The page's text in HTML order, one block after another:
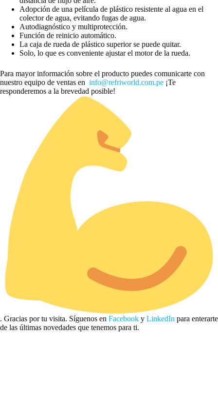
Adopción de una película de plástico resistente al agua en el
colector de agua, evitando fugas de agua.
Autodiagnóstico y multiprotección.
Función de reinicio automático.
La caja de rueda de plástico superior se puede quitar.
Solo, lo que es conveniente ajustar el motor de la rueda.
Para mayor información sobre el producto puedes comunicarte con
nuestro equipo de ventas en info@refriworld.com.pe ¡Te
responderemos a la brevedad posible!
. Gracias por tu visita. Síguenos en Facebook y LinkedIn para enterarte
de las últimas novedades que tenemos para ti.